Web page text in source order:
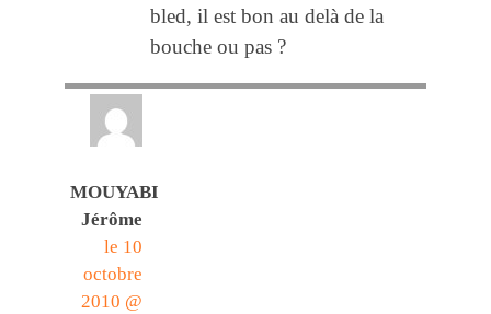
bled, il est bon au delà de la
bouche ou pas ?
MOUYABI
Jérôme
le 10
octobre
2010 @